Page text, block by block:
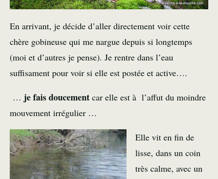
En arrivant, je décide d’aller directement voir cette
chère gobineuse qui me nargue depuis si longtemps
(moi et d’autres je pense). Je rentre dans l’eau
suffisament pour voir si elle est postée et active….
… je fais doucement car elle est à l’affut du moindre
mouvement irrégulier …
Elle vit en fin de
lisse, dans un coin
très calme, avec un